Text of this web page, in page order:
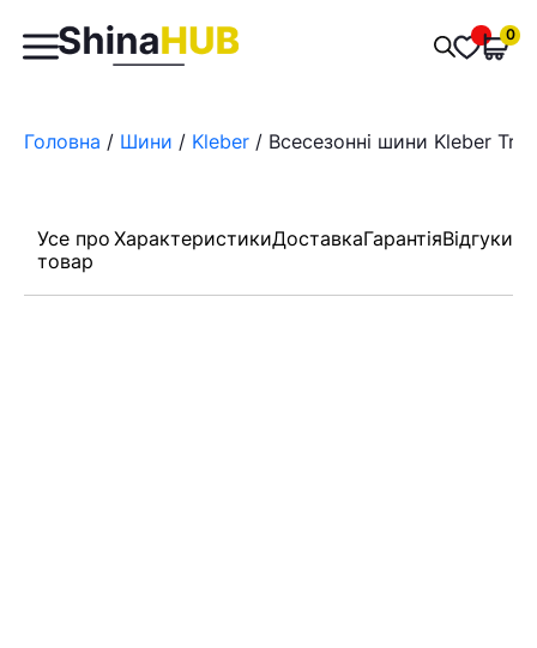
Пошук
товарів
0
Головна / Шини / Kleber / Всесезонні шини Kleber
Усе про
товар
ХарактеристикиДоставкаГарантіяВідгуки